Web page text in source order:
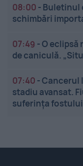
08:00 - Buletinul
schimbări
07:49 -O eclipsă
de caniculă.
07:40 -Cancerul
stadiu avansat.
suferința